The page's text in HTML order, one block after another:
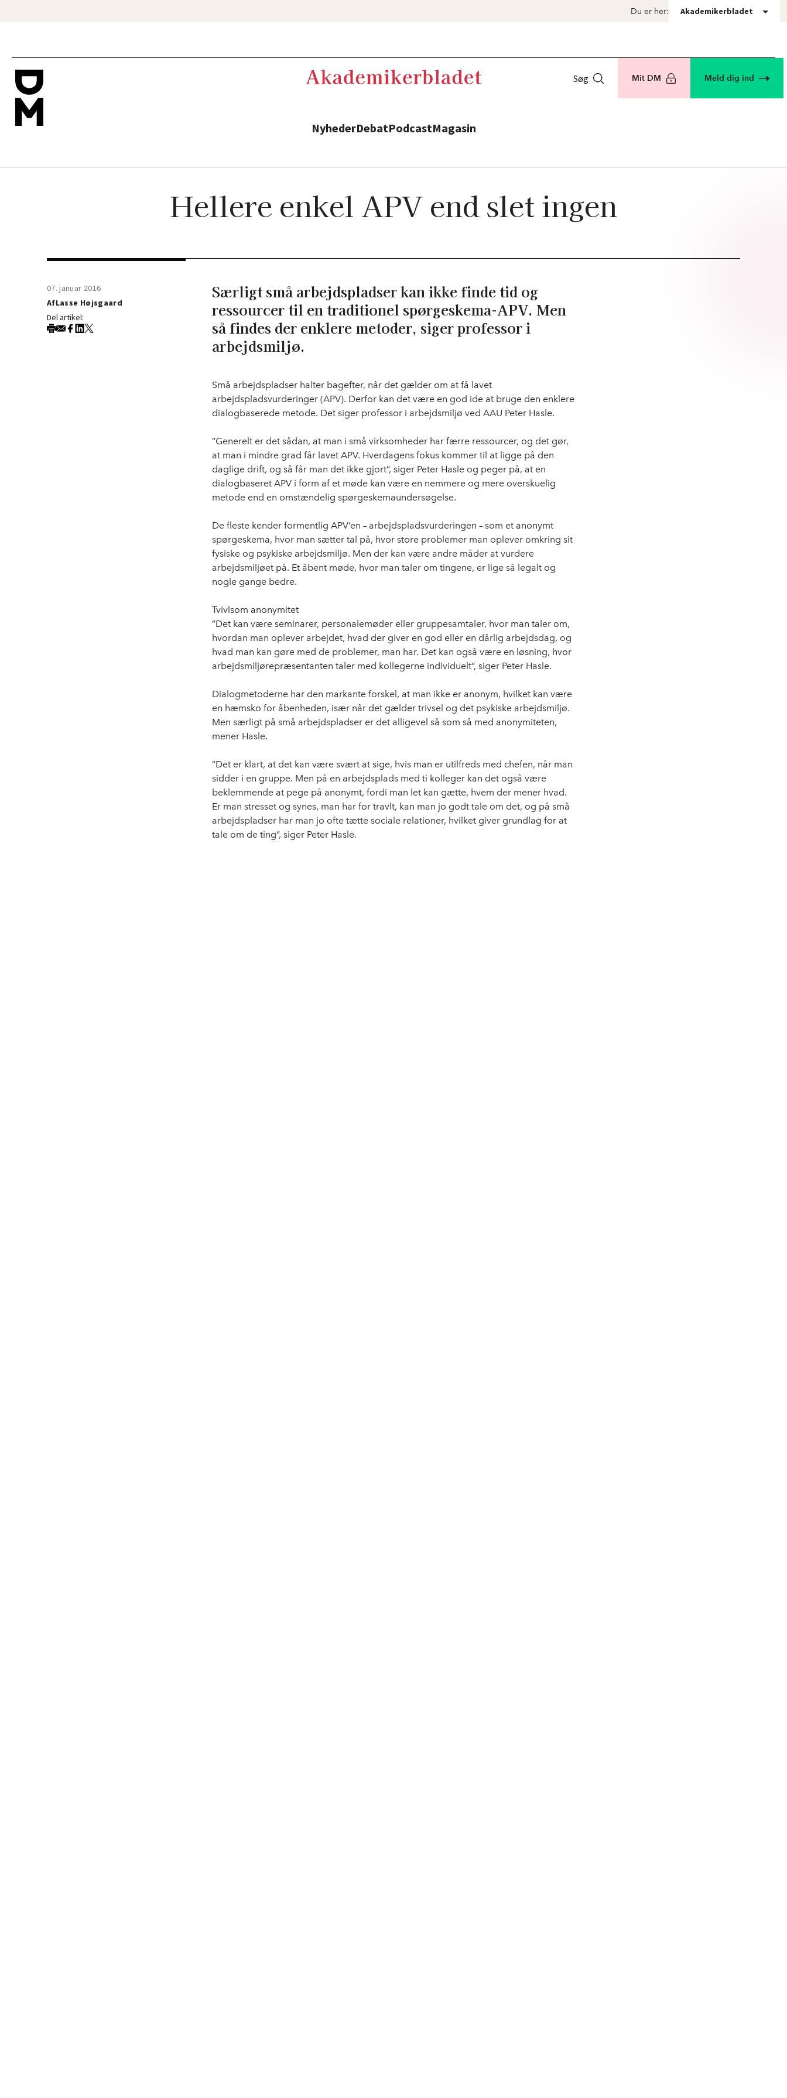
Du er her: Akademikerbladet
NyhederDebatPodcastMagasin
Søg Mit DM Meld dig ind
Hellere enkel APV end slet ingen
07. januar 2016
AfLasse Højsgaard
Del artikel:
Særligt små arbejdspladser kan ikke finde tid og
ressourcer til en traditionel spørgeskema-APV. Men
så findes der enklere metoder, siger professor i
arbejdsmiljø.
Små arbejdspladser halter bagefter, når det gælder om at få lavet
arbejdspladsvurderinger (APV). Derfor kan det være en god ide at bruge den enklere
dialogbaserede metode. Det siger professor i arbejdsmiljø ved AAU Peter Hasle.
”Generelt er det sådan, at man i små virksomheder har færre ressourcer, og det gør,
at man i mindre grad får lavet APV. Hverdagens fokus kommer til at ligge på den
daglige drift, og så får man det ikke gjort”, siger Peter Hasle og peger på, at en
dialogbaseret APV i form af et møde kan være en nemmere og mere overskuelig
metode end en omstændelig spørgeskemaundersøgelse.
De fleste kender formentlig APV’en – arbejdspladsvurderingen – som et anonymt
spørgeskema, hvor man sætter tal på, hvor store problemer man oplever omkring sit
fysiske og psykiske arbejdsmiljø. Men der kan være andre måder at vurdere
arbejdsmiljøet på. Et åbent møde, hvor man taler om tingene, er lige så legalt og
nogle gange bedre.
Tvivlsom anonymitet
”Det kan være seminarer, personalemøder eller gruppesamtaler, hvor man taler om,
hvordan man oplever arbejdet, hvad der giver en god eller en dårlig arbejdsdag, og
hvad man kan gøre med de problemer, man har. Det kan også være en løsning, hvor
arbejdsmiljørepræsentanten taler med kollegerne individuelt”, siger Peter Hasle.
Dialogmetoderne har den markante forskel, at man ikke er anonym, hvilket kan være
en hæmsko for åbenheden, især når det gælder trivsel og det psykiske arbejdsmiljø.
Men særligt på små arbejdspladser er det alligevel så som så med anonymiteten,
mener Hasle.
”Det er klart, at det kan være svært at sige, hvis man er utilfreds med chefen, når man
sidder i en gruppe. Men på en arbejdsplads med ti kolleger kan det også være
beklemmende at pege på anonymt, fordi man let kan gætte, hvem der mener hvad.
Er man stresset og synes, man har for travlt, kan man jo godt tale om det, og på små
arbejdspladser har man jo ofte tætte sociale relationer, hvilket giver grundlag for at
tale om de ting”, siger Peter Hasle.